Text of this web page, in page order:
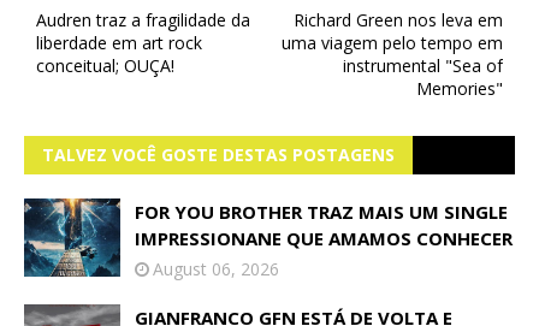
Richard Green nos leva em
uma viagem pelo tempo em
instrumental "Sea of
Memories"
Audren traz a fragilidade da
liberdade em art rock
conceitual; OUÇA!
TALVEZ VOCÊ GOSTE DESTAS POSTAGENS
FOR YOU BROTHER TRAZ MAIS UM SINGLE
IMPRESSIONANE QUE AMAMOS CONHECER
August 06, 2026
GIANFRANCO GFN ESTÁ DE VOLTA E